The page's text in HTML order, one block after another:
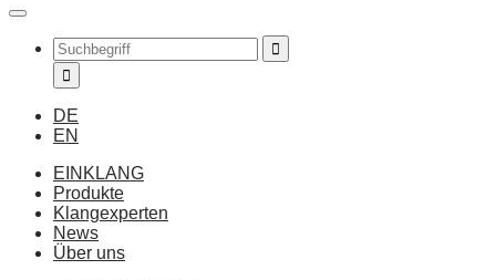
DE
EN
EINKLANG
Produkte
Klangexperten
News
Über uns